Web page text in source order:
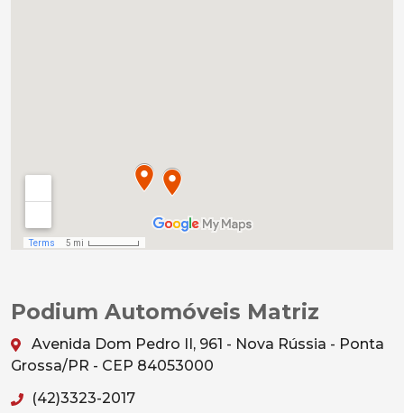
Podium Automóveis Matriz
Avenida Dom Pedro II, 961 - Nova Rússia - Ponta
Grossa/PR - CEP 84053000
(42)3323-2017